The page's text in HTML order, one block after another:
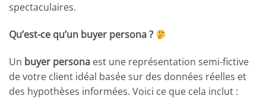
spectaculaires.
Qu’est-ce qu’un buyer persona ?
Un buyer persona est une représentation semi-fictive
de votre client idéal basée sur des données réelles et
des hypothèses informées. Voici ce que cela inclut :